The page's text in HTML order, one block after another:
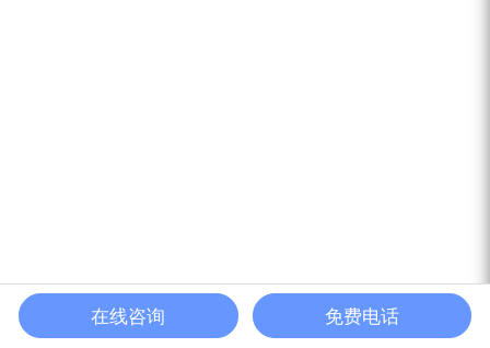
首页 一键拨号 联系我们 我的
在线咨询 免费电话